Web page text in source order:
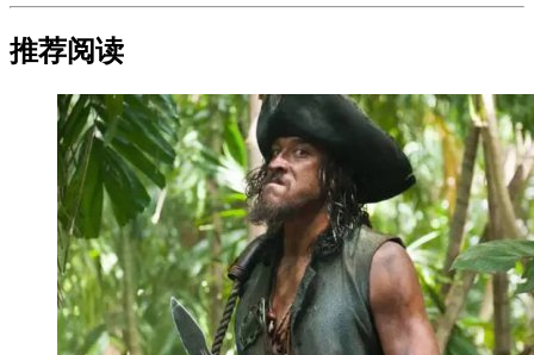
推荐阅读